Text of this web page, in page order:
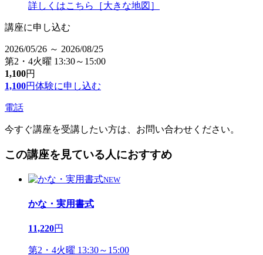
詳しくはこちら［大きな地図］
講座に申し込む
2026/05/26 ～ 2026/08/25
第2・4火曜 13:30～15:00
1,100円
1,100円体験に申し込む
電話
今すぐ講座を受講したい方は、お問い合わせください。
この講座を見ている人におすすめ
NEW
かな・実用書式
11,220円
第2・4火曜 13:30～15:00